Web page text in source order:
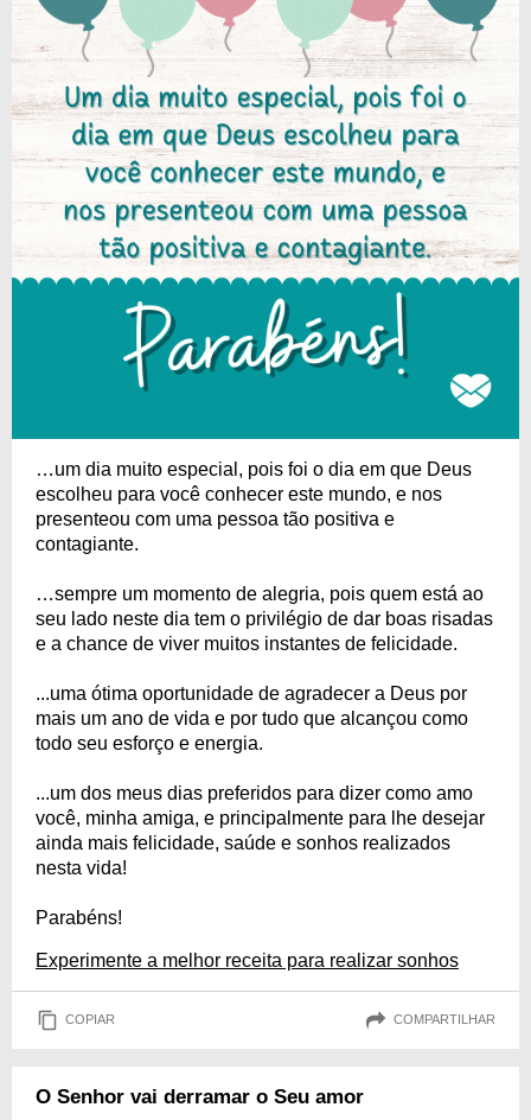
…um dia muito especial, pois foi o dia em que Deus
escolheu para você conhecer este mundo, e nos
presenteou com uma pessoa tão positiva e
contagiante.
…sempre um momento de alegria, pois quem está ao
seu lado neste dia tem o privilégio de dar boas risadas
e a chance de viver muitos instantes de felicidade.
...uma ótima oportunidade de agradecer a Deus por
mais um ano de vida e por tudo que alcançou como
todo seu esforço e energia.
...um dos meus dias preferidos para dizer como amo
você, minha amiga, e principalmente para lhe desejar
ainda mais felicidade, saúde e sonhos realizados
nesta vida!
Parabéns!
Experimente a melhor receita para realizar sonhos
COPIAR COMPARTILHAR
O Senhor vai derramar o Seu amor